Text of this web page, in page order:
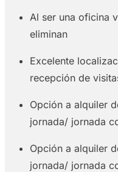
Al ser una oficina
eliminan
Excelente
recepción de
Opción a alquiler
jornada/ jornada
Opción a alquiler
jornada/ jornada